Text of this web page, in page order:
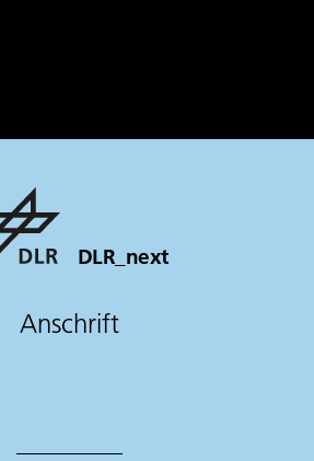
DLR_next
Anschrift